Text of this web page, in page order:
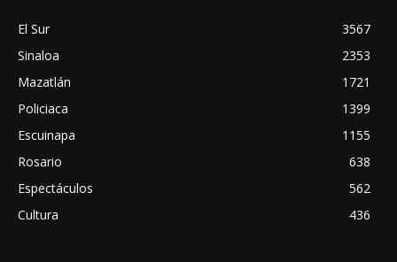
El Sur
3567
Sinaloa
2353
Mazatlán
1721
Policiaca
1399
Escuinapa
1155
Rosario
638
Espectáculos
562
Cultura
436